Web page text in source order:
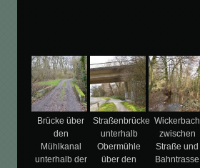
Brücke über
den
Mühlkanal
unterhalb der
Straßenbrücke
unterhalb
Obermühle
über den
Wickerbach
zwischen
Straße und
Bahntrasse